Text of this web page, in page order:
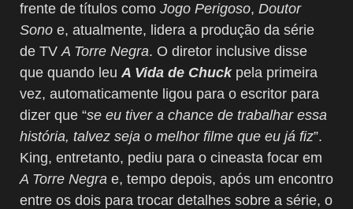
frente de títulos como Jogo Perigoso, Doutor
Sono e, atualmente, lidera a produção da série
de TVA Torre Negra. O diretor inclusive disse
que quando leu A Vida de Chuckpela primeira
vez, automaticamente ligou para o escritor para
dizer que “se eu tiver a chance de trabalhar essa
história, talvez seja o melhor filme que eu já fiz”.
King, entretanto, pediu para o cineasta focar em
A Torre Negra e, tempo depois, após um encontro
entre os dois para trocar detalhes sobre a série, o